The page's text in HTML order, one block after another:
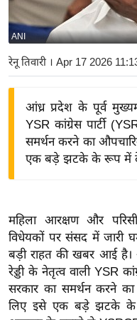
य
बि
ज़
ने
द्यो
त
वि
शे
ष
ज्ञ
रा
ANI
रेनू तिवारी । Apr 17 2026
आंध्र प्रदेश के पूर्व
YSR कांग्रेस पार्टी
समर्थन करने का
एक बड़े झटके के रूप में
महिला आरक्षण और
विधेयकों पर संसद में जारी
बड़ी राहत की खबर आई है।
रेड्डी के नेतृत्व वाली YSR
सरकार का समर्थन करने
लिए इसे एक बड़े झटके के